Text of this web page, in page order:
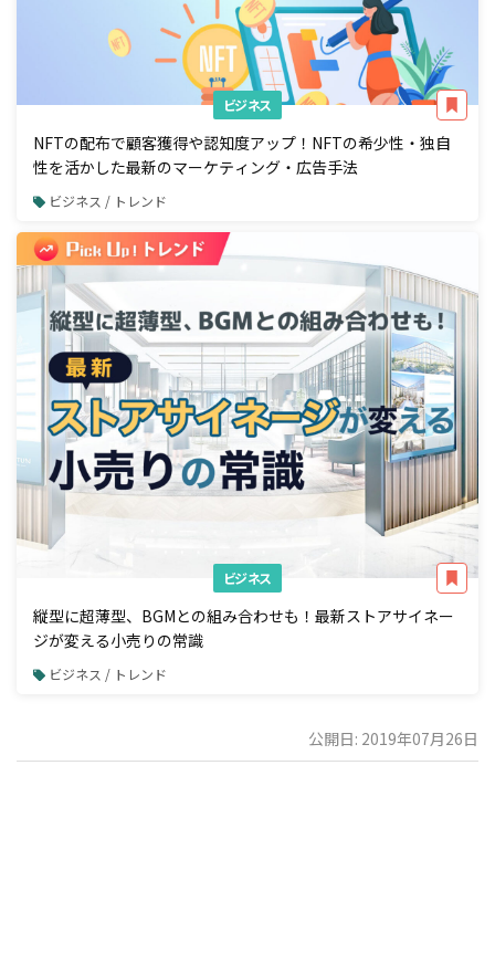
ビジネス
NFTの配布で顧客獲得や認知度アップ！NFTの希少性・独自
性を活かした最新のマーケティング・広告手法
ビジネス / トレンド
ビジネス
縦型に超薄型、BGMとの組み合わせも！最新ストアサイネー
ジが変える小売りの常識
ビジネス / トレンド
公開日: 2019年07月26日